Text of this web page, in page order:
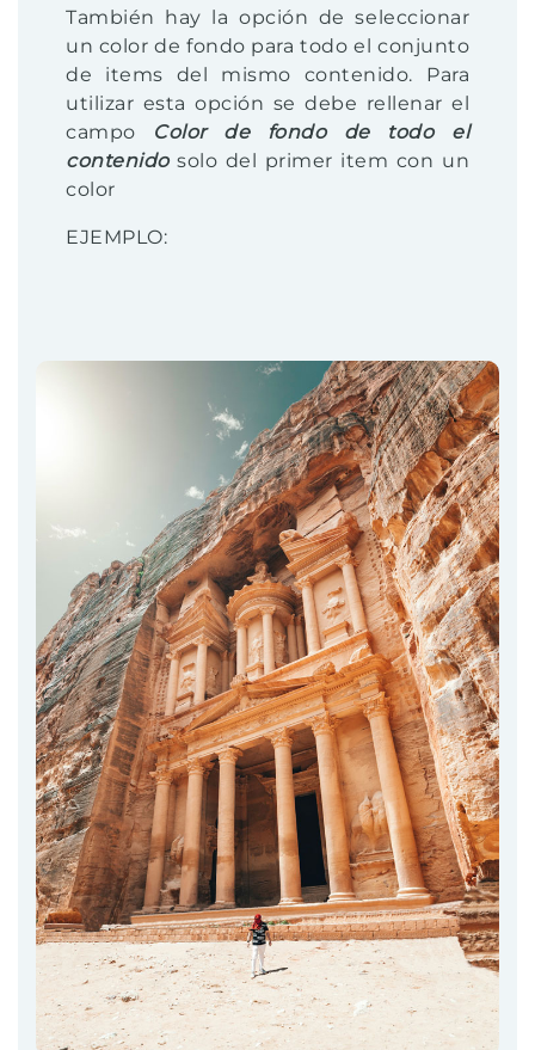
También hay la opción de seleccionar
un color de fondo para todo el conjunto
de items del mismo contenido. Para
utilizar esta opción se debe rellenar el
campo
Color de fondo de todo el
contenidosolo del primer item con un
color
EJEMPLO: